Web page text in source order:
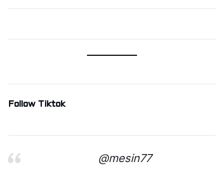
Follow Tiktok
@mesin77